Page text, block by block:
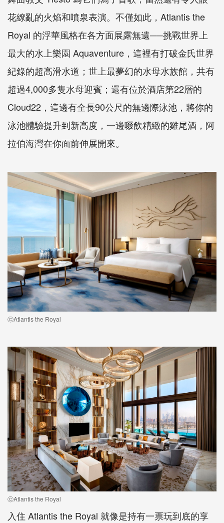
花繚亂的火焰和噴泉表演。不僅如此，Atlantis the
Royal 的浮華風格在各方面展露無遺──挑戰世界上
最大的水上樂園 Aquaventure，這裡有打破金氏世界
紀錄的超高滑水道；世上最夢幻的水母水族館，共有
超過4,000多隻水母迎賓；還有位於酒店第22層的
Cloud22，這邊有全長90公尺的無邊際泳池，將你的
泳池體驗提升到新高度，一邊啜飲精緻的雞尾酒，阿
拉伯海灣在你面前伸展開來。
ⓒAtlantis the Royal
ⓒAtlantis the Royal
入住 Atlantis the Royal 就像是持有一票玩到底的享